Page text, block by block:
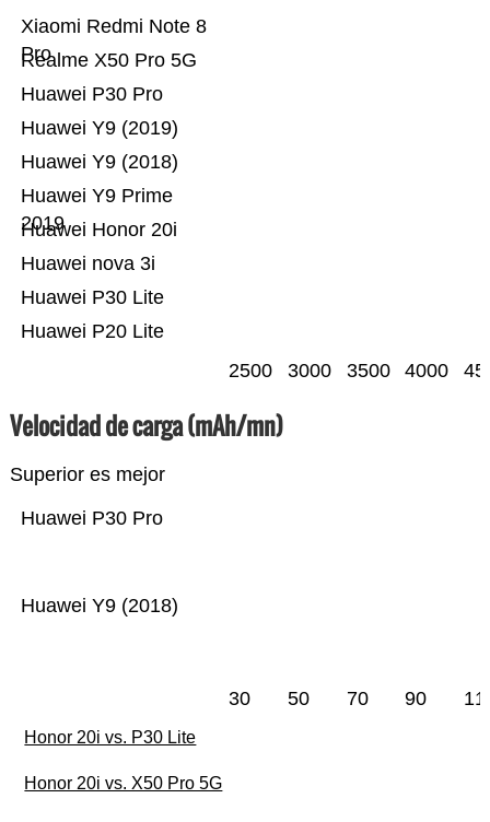
Huawei P20 Lite
Huawei P30 Lite
Huawei nova 3i
Huawei Honor 20i
Huawei Y9 Prime
2019
Huawei Y9 (2018)
Huawei Y9 (2019)
Huawei P30 Pro
Realme X50 Pro 5G
Xiaomi Redmi Note 8
Pro
2500 3000 3500 4000
Velocidad de carga (mAh/mn)
Superior es mejor
Huawei Y9 (2018)
Huawei P30 Pro
30 50 70 90
Honor 20i vs. P30 Lite
Honor 20i vs. X50 Pro 5G